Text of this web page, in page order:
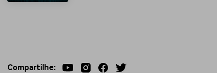
Compartilhe: